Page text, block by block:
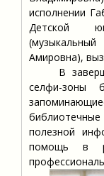
исполнении
Детской
Амировна),
В
селфи-зоны
полезной
помощь в